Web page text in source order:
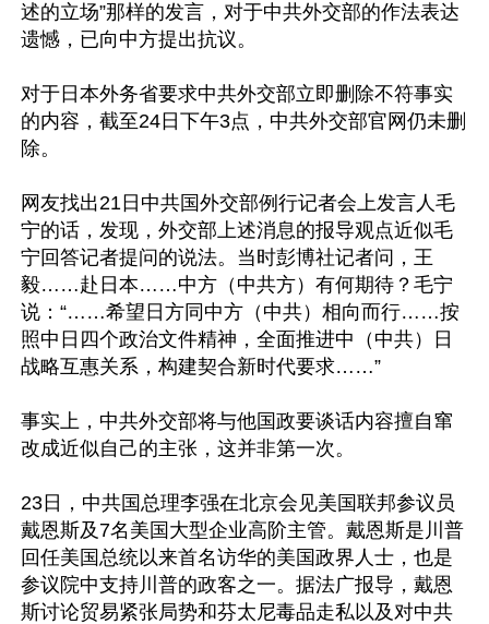
述的立场”那样的发言，对于中共外交部的作法表达
遗憾，已向中方提出抗议。
对于日本外务省要求中共外交部立即删除不符事实
的内容，截至24日下午3点，中共外交部官网仍未删
除。
网友找出21日中共国外交部例行记者会上发言人毛
宁的话，发现，外交部上述消息的报导观点近似毛
宁回答记者提问的说法。当时彭博社记者问，王
毅……赴日本……中方（中共方）有何期待？毛宁
说：“……希望日方同中方（中共）相向而行……按
照中日四个政治文件精神，全面推进中（中共）日
战略互惠关系，构建契合新时代要求……”
事实上，中共外交部将与他国政要谈话内容擅自窜
改成近似自己的主张，这并非第一次。
23日，中共国总理李强在北京会见美国联邦参议员
戴恩斯及7名美国大型企业高阶主管。戴恩斯是川普
回任美国总统以来首名访华的美国政界人士，也是
参议院中支持川普的政客之一。据法广报导，戴恩
斯讨论贸易紧张局势和芬太尼毒品走私以及对中共